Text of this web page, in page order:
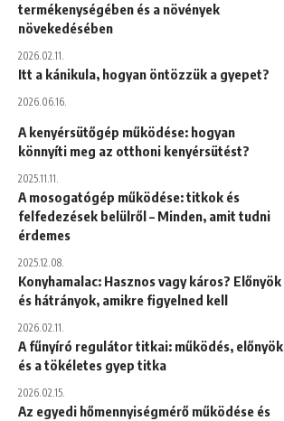
termékenységében és a növények
növekedésében
2026.02.11.
Itt a kánikula, hogyan öntözzük a gyepet?
2026.06.16.
A kenyérsütőgép működése: hogyan
könnyíti meg az otthoni kenyérsütést?
2025.11.11.
A mosogatógép működése: titkok és
felfedezések belülről – Minden, amit tudni
érdemes
2025.12.08.
Konyhamalac: Hasznos vagy káros? Előnyök
és hátrányok, amikre figyelned kell
2026.02.11.
A fűnyíró regulátor titkai: működés, előnyök
és a tökéletes gyep titka
2026.02.15.
Az egyedi hőmennyiségmérő működése és